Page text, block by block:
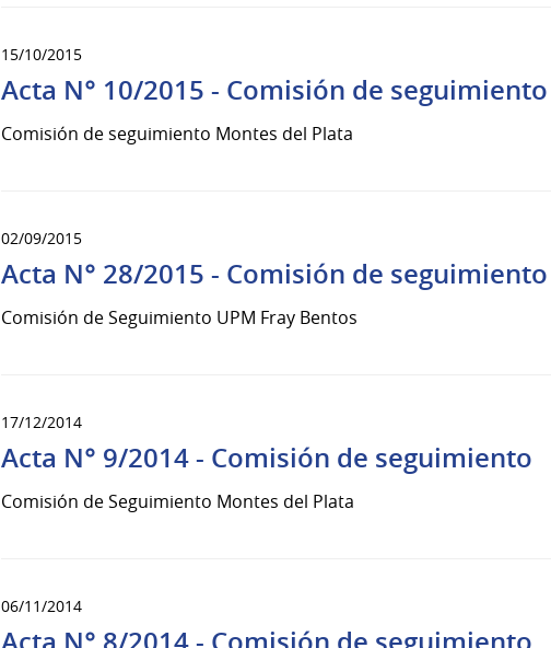
15/10/2015
Acta N° 10/2015 - Comisión de seguimiento
Comisión de seguimiento Montes del Plata
02/09/2015
Acta N° 28/2015 - Comisión de seguimiento
Comisión de Seguimiento UPM Fray Bentos
17/12/2014
Acta N° 9/2014 - Comisión de seguimiento
Comisión de Seguimiento Montes del Plata
06/11/2014